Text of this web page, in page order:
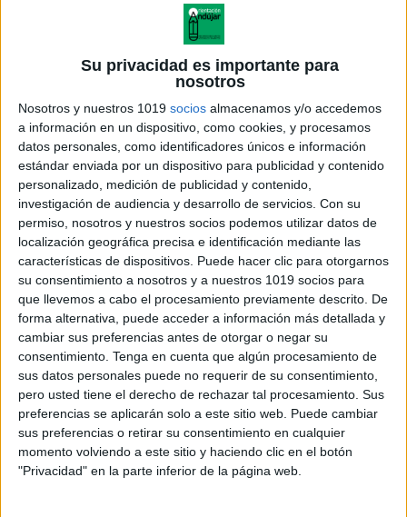
Su privacidad es importante para
nosotros
Nosotros y nuestros 1019 socios almacenamos y/o accedemos
a información en un dispositivo, como cookies, y procesamos
datos personales, como identificadores únicos e información
estándar enviada por un dispositivo para publicidad y contenido
personalizado, medición de publicidad y contenido,
investigación de audiencia y desarrollo de servicios. Con su
permiso, nosotros y nuestros socios podemos utilizar datos de
localización geográfica precisa e identificación mediante las
características de dispositivos. Puede hacer clic para otorgarnos
su consentimiento a nosotros y a nuestros 1019 socios para
que llevemos a cabo el procesamiento previamente descrito. De
forma alternativa, puede acceder a información más detallada y
cambiar sus preferencias antes de otorgar o negar su
consentimiento. Tenga en cuenta que algún procesamiento de
sus datos personales puede no requerir de su consentimiento,
pero usted tiene el derecho de rechazar tal procesamiento. Sus
preferencias se aplicarán solo a este sitio web. Puede cambiar
sus preferencias o retirar su consentimiento en cualquier
momento volviendo a este sitio y haciendo clic en el botón
"Privacidad" en la parte inferior de la página web.
campos semánticos son conjuntos de palabras, cuyo
significado tienen algo en común, de ahí que se le
significado. A lo largo de estas semanas, iremos
compartiendo varias colecciones de fichas de campos
semánticos, como la que os traemos a continuación.
Esta semana vamos a trabajar los campos
semánticos de deportes, verduras, colores, prendas
de vestir y profesiones.